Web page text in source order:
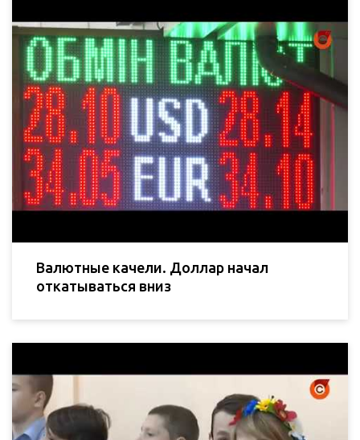
Валютные качели. Доллар начал
откатываться вниз